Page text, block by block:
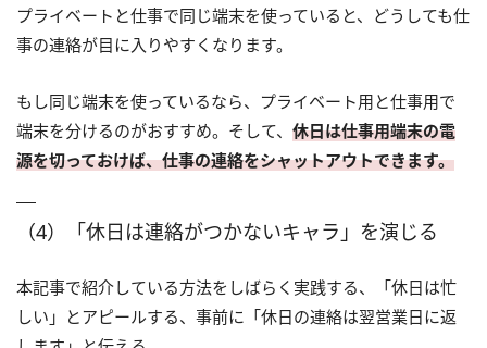
プライベートと仕事で同じ端末を使っていると、どうしても仕
事の連絡が目に入りやすくなります。
もし同じ端末を使っているなら、プライベート用と仕事用で
端末を分けるのがおすすめ。そして、 休日は仕事用端末の電
源を切っておけば、仕事の連絡をシャットアウトできます。
（4）「休日は連絡がつかないキャラ」を演じる
本記事で紹介している方法をしばらく実践する、「休日は忙
しい」とアピールする、事前に「休日の連絡は翌営業日に返